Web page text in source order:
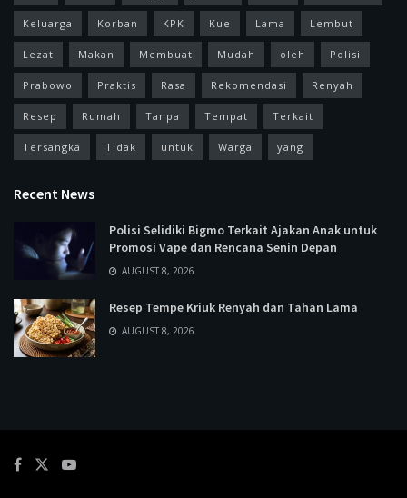
Keluarga Korban KPK Kue Lama Lembut
Lezat Makan Membuat Mudah oleh Polisi
Prabowo Praktis Rasa Rekomendasi Renyah
Resep Rumah Tanpa Tempat Terkait
Tersangka Tidak untuk Warga yang
Recent News
Polisi Selidiki Bigmo Terkait Ajakan Anak untuk
Promosi Vape dan Rencana Senin Depan
AUGUST 8, 2026
Resep Tempe Kriuk Renyah dan Tahan Lama
AUGUST 8, 2026